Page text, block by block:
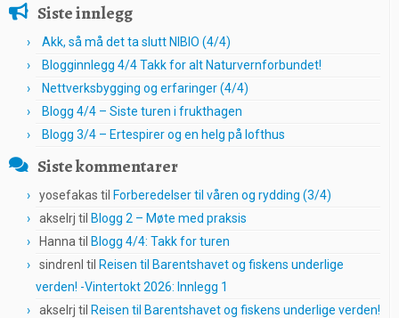
Siste innlegg
Akk, så må det ta slutt NIBIO (4/4)
Blogginnlegg 4/4 Takk for alt Naturvernforbundet!
Nettverksbygging og erfaringer (4/4)
Blogg 4/4 – Siste turen i frukthagen
Blogg 3/4 – Ertespirer og en helg på lofthus
Siste kommentarer
yosefakas til Forberedelser til våren og rydding (3/4)
akselrj til Blogg 2 – Møte med praksis
Hanna til Blogg 4/4: Takk for turen
sindrenl til Reisen til Barentshavet og fiskens underlige
verden! -Vintertokt 2026: Innlegg 1
akselrj til Reisen til Barentshavet og fiskens underlige verden!